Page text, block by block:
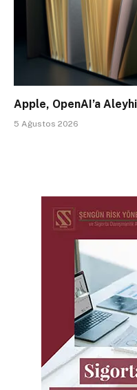
Apple, OpenAI’a
5 Ağustos 2026